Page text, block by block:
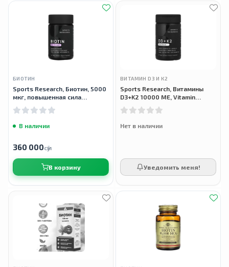
БИОТИН
Sports Research, Биотин, 5000
мкг, повышенная сила
капсул
В наличии
360 000сӯм
В корзину
ВИТАМИН D3 И К2
Sports Research, Витамины
D3+K2 10000 МЕ, Vitamin
капсул
Нет в наличии
Уведомить меня!